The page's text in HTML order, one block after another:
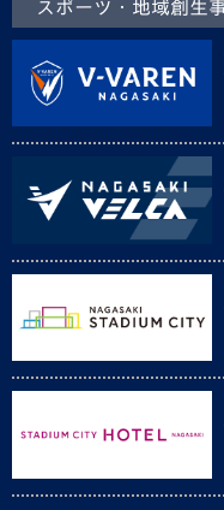
スポーツ・地域創生